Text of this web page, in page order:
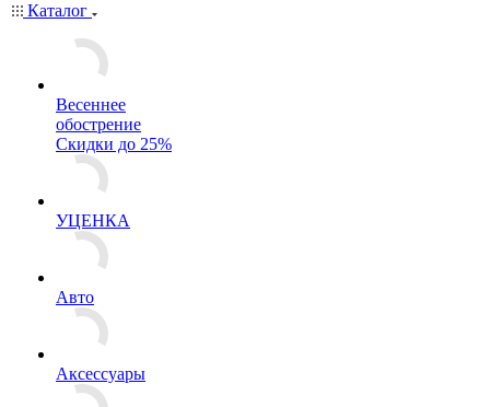
Каталог
Весеннее
обострение
Скидки до 25%
УЦЕНКА
Авто
Аксессуары